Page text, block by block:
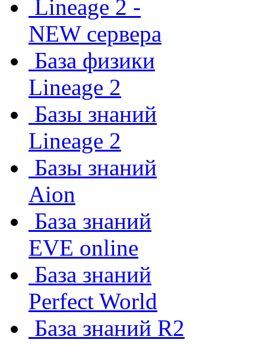
Lineage 2 -
NEW сервера
База физики
Lineage 2
Базы знаний
Lineage 2
Базы знаний
Aion
База знаний
EVE online
База знаний
Perfect World
База знаний R2